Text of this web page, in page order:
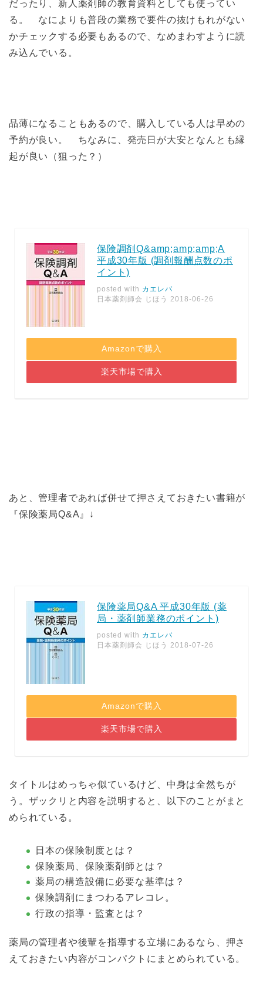
だったり、新人薬剤師の教育資料としても使ってい
る。 なによりも普段の業務で要件の抜けもれがない
かチェックする必要もあるので、なめまわすように読
み込んでいる。
品薄になることもあるので、購入している人は早めの
予約が良い。 ちなみに、発売日が大安となんとも縁
起が良い（狙った？）
保険調剤Q&amp;amp;amp;A
平成30年版 (調剤報酬点数のポ
イント)
posted with カエレバ
日本薬剤師会 じほう 2018-06-26
Amazonで購入
楽天市場で購入
あと、管理者であれば併せて押さえておきたい書籍が
『保険薬局Q&A』↓
保険薬局Q&A 平成30年版 (薬
局・薬剤師業務のポイント)
posted with カエレバ
日本薬剤師会 じほう 2018-07-26
Amazonで購入
楽天市場で購入
タイトルはめっちゃ似ているけど、中身は全然ちが
う。ザックリと内容を説明すると、以下のことがまと
められている。
日本の保険制度とは？
保険薬局、保険薬剤師とは？
薬局の構造設備に必要な基準は？
保険調剤にまつわるアレコレ。
行政の指導・監査とは？
薬局の管理者や後輩を指導する立場にあるなら、押さ
えておきたい内容がコンパクトにまとめられている。